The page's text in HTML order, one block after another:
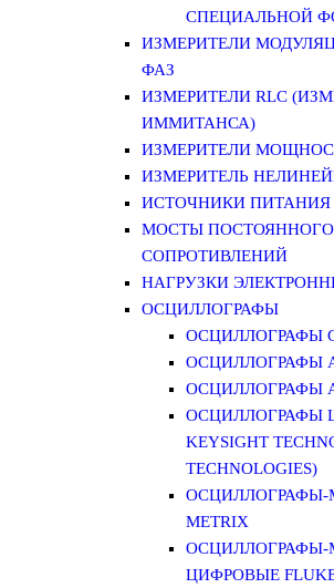
СПЕЦИАЛЬНОЙ
ИЗМЕРИТЕЛИ
ФАЗ
ИЗМЕРИТЕЛИ RLC
ИММИТАНСА)
ИЗМЕРИТЕЛИ
ИЗМЕРИТЕЛЬ
ИСТОЧНИКИ ПИТАНИЯ
МОСТЫ
СОПРОТИВЛЕНИЙ
НАГРУЗКИ
ОСЦИЛЛОГРАФЫ
ОСЦИЛЛОГРАФЫ
ОСЦИЛЛОГРАФЫ
ОСЦИЛЛОГРАФЫ
ОСЦИЛЛОГРАФЫ
KEYSIGHT
TECHNOLOGIES)
ОСЦИЛЛОГРАФЫ-
METRIX
ОСЦИЛЛОГРАФЫ-
ЦИФРОВЫЕ